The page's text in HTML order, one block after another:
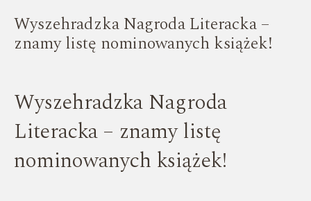
Wyszehradzka Nagroda Literacka –
znamy listę nominowanych książek!
Wyszehradzka Nagroda
Literacka – znamy listę
nominowanych książek!